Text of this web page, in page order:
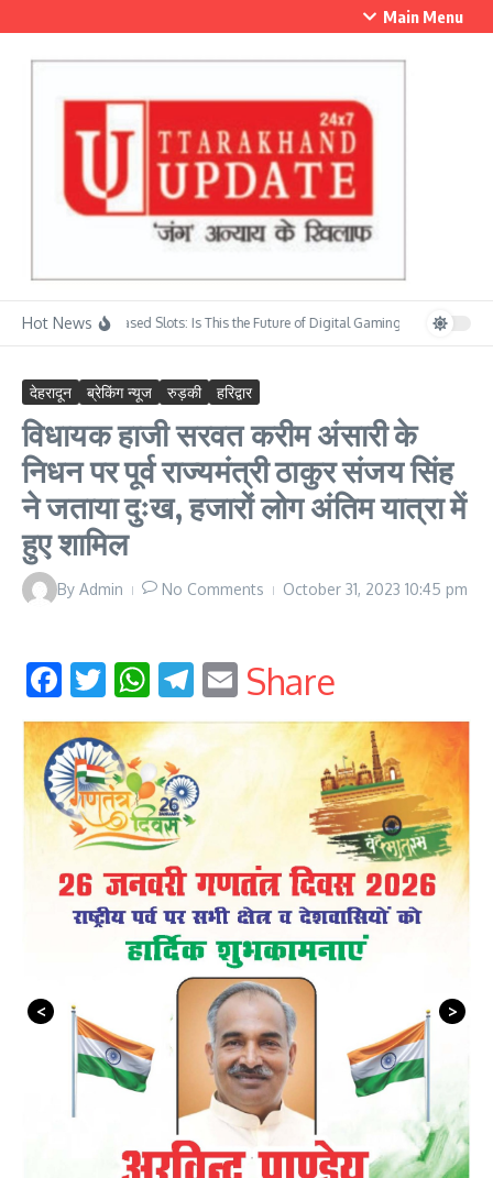
Main Menu
Hot NewsSkill-Based Slots: Is This the Future of Digital Gaming? सावन के
देहरादून ब्रेकिंग न्यूज रुड़की हरिद्वार
विधायक हाजी सरवत करीम अंसारी के
निधन पर पूर्व राज्यमंत्री ठाकुर संजय सिंह
ने जताया दुःख, हजारों लोग अंतिम यात्रा में
हुए शामिल
By Admin No Comments October 31, 2023 10:45 pm
Facebook
Twitter
WhatsApp
Telegram
Email
Share
< >